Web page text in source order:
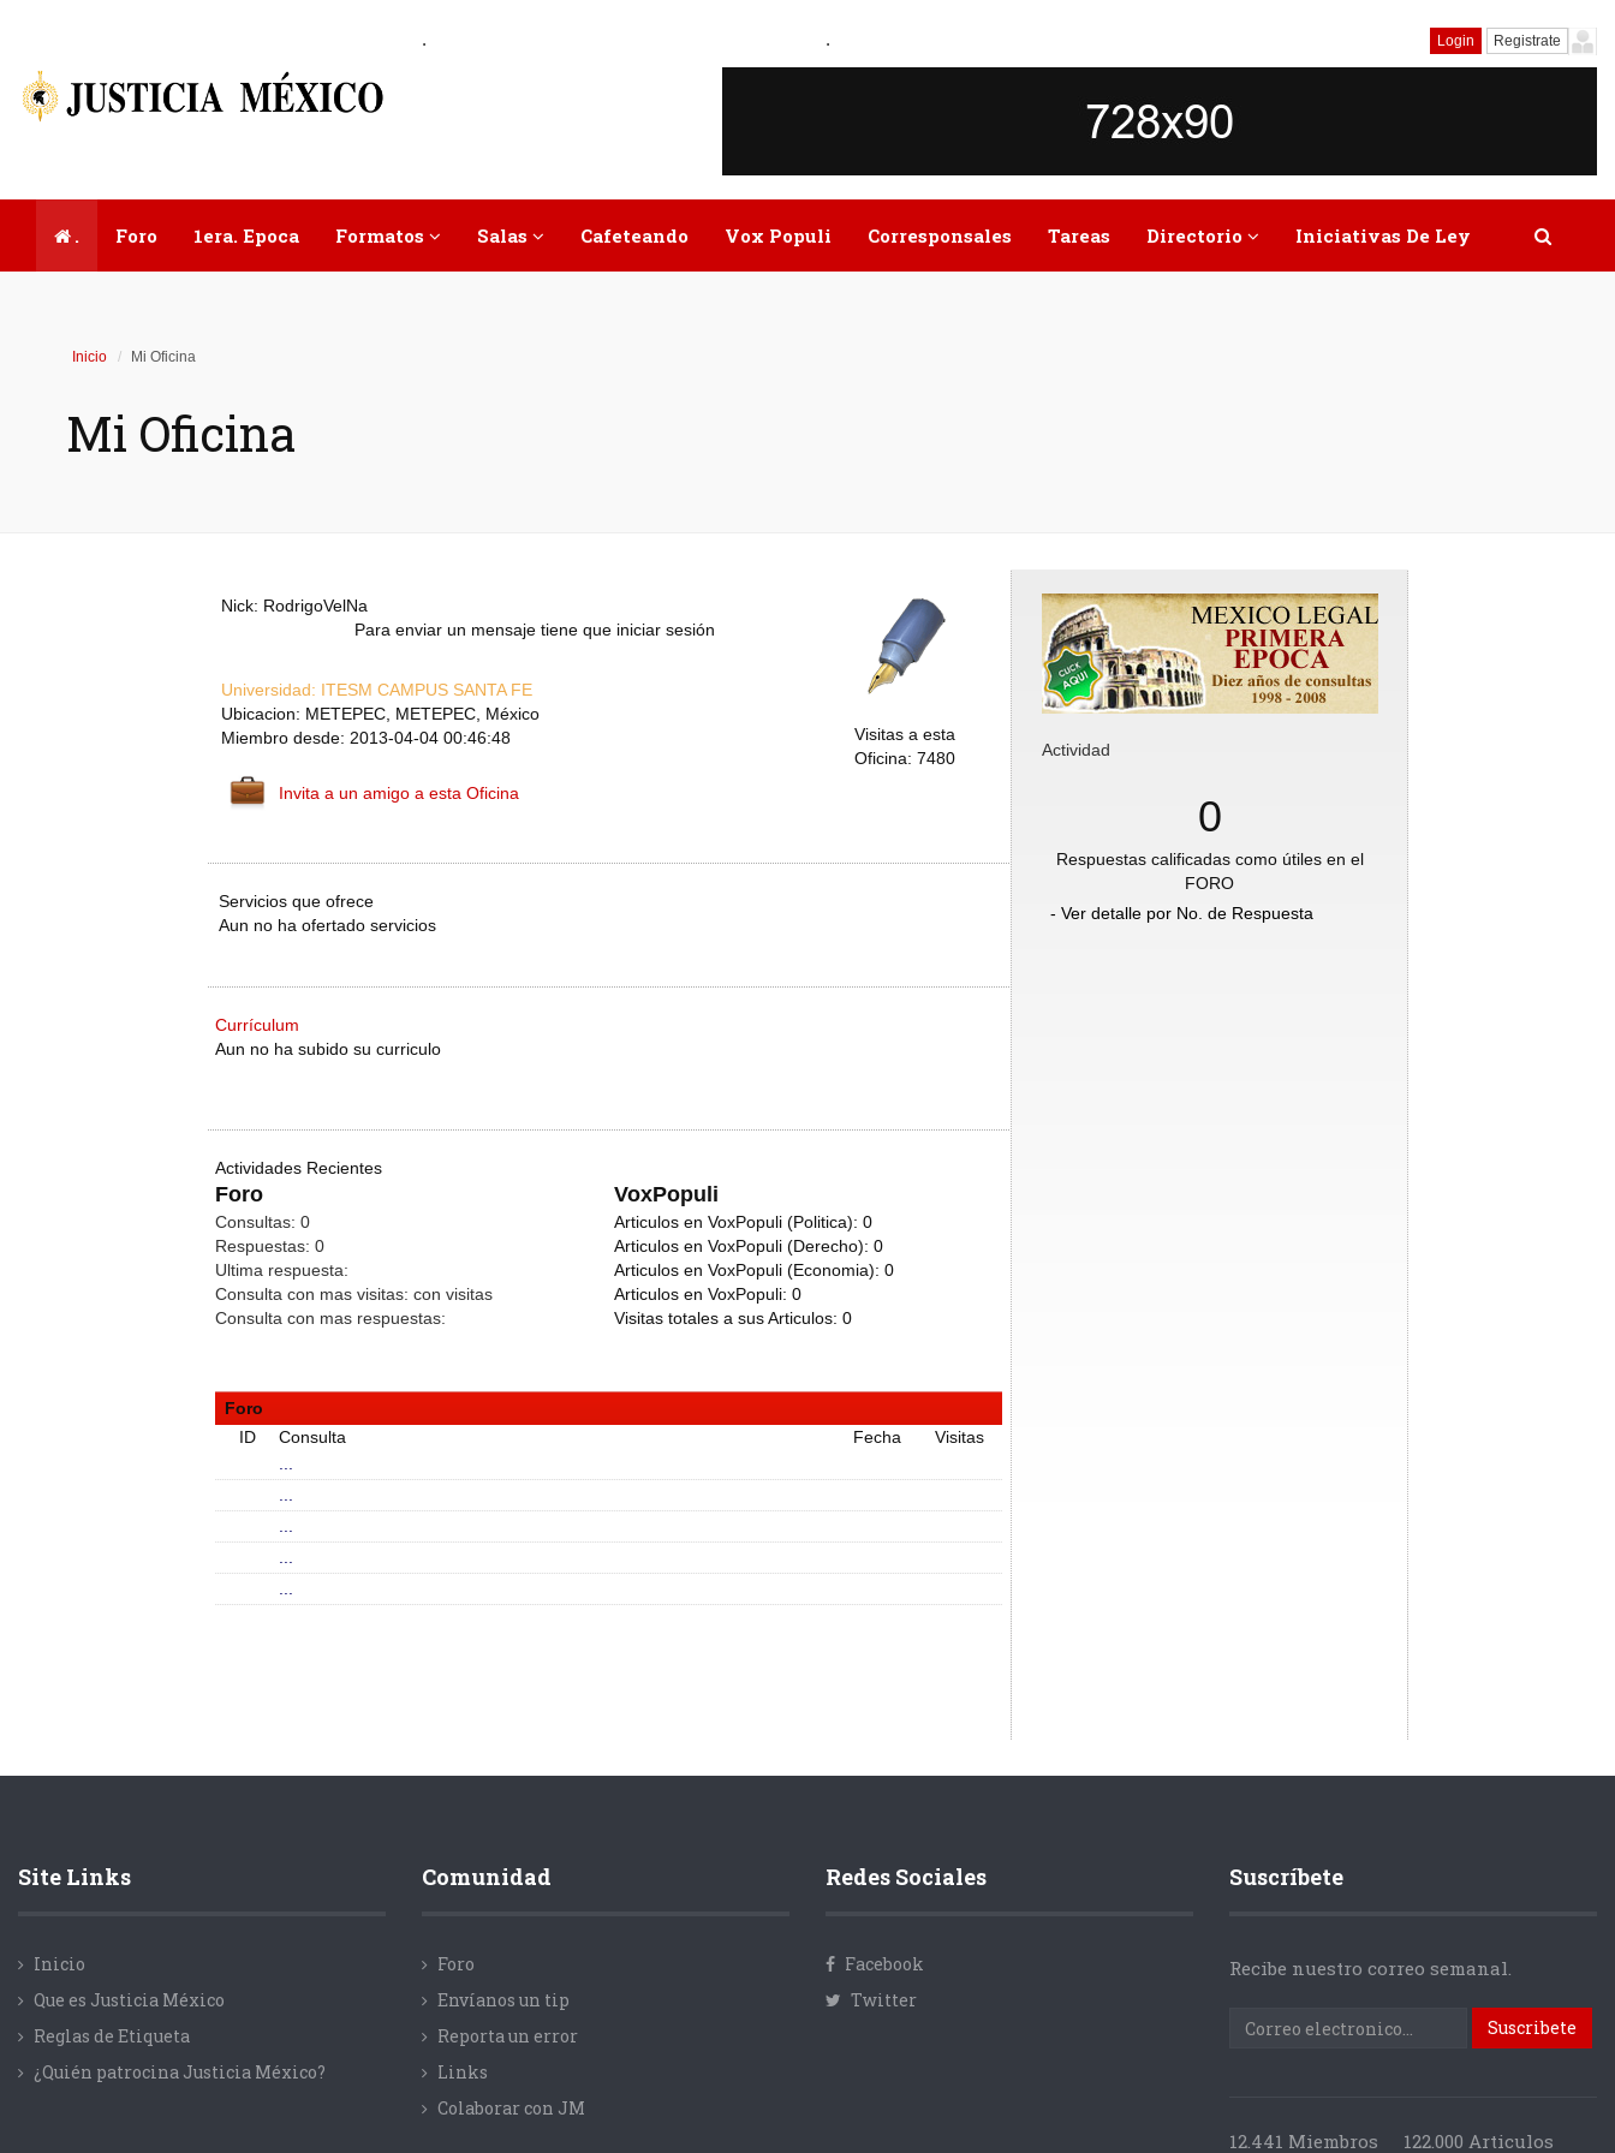
. . Login Registrate
. Foro 1era. Epoca Formatos Salas Cafeteando Vox Populi Corresponsales Tareas Directorio Iniciativas De Ley
Inicio Mi Oficina
Mi Oficina
Nick: RodrigoVelNa
Para enviar un mensaje tiene que iniciar sesión
Universidad: ITESM CAMPUS SANTA FE
Ubicacion: METEPEC, METEPEC, México
Miembro desde: 2013-04-04 00:46:48
Visitas a esta
Oficina: 7480
Invita a un amigo a esta Oficina
Servicios que ofrece
Aun no ha ofertado servicios
Currículum
Aun no ha subido su curriculo
Actividades Recientes
Foro VoxPopuli
Consultas: 0
Respuestas: 0
Ultima respuesta:
Consulta con mas visitas: con visitas
Consulta con mas respuestas:
Articulos en VoxPopuli (Politica): 0
Articulos en VoxPopuli (Derecho): 0
Articulos en VoxPopuli (Economia): 0
Articulos en VoxPopuli: 0
Visitas totales a sus Articulos: 0
Foro
ID
Consulta Fecha
Visitas
Actividad
0
Respuestas calificadas como útiles en el
FORO
- Ver detalle por No. de Respuesta
Site Links
Inicio
Que es Justicia México
Reglas de Etiqueta
¿Quién patrocina Justicia México?
Comunidad
Foro
Envíanos un tip
Reporta un error
Links
Colaborar con JM
Redes Sociales
Facebook
Twitter
Suscríbete
Recibe nuestro correo semanal.
12.441 Miembros 122.000 Articulos